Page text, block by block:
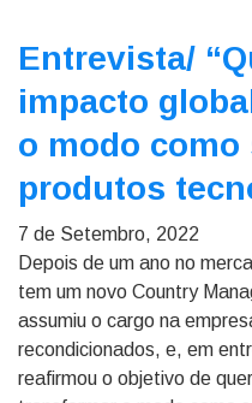
Entrevista/
impacto
o modo como
produtos
7 de Setembro, 2022
Depois de um ano no
tem um novo Country
assumiu o cargo na
recondicionados, e, em
reafirmou o objetivo de